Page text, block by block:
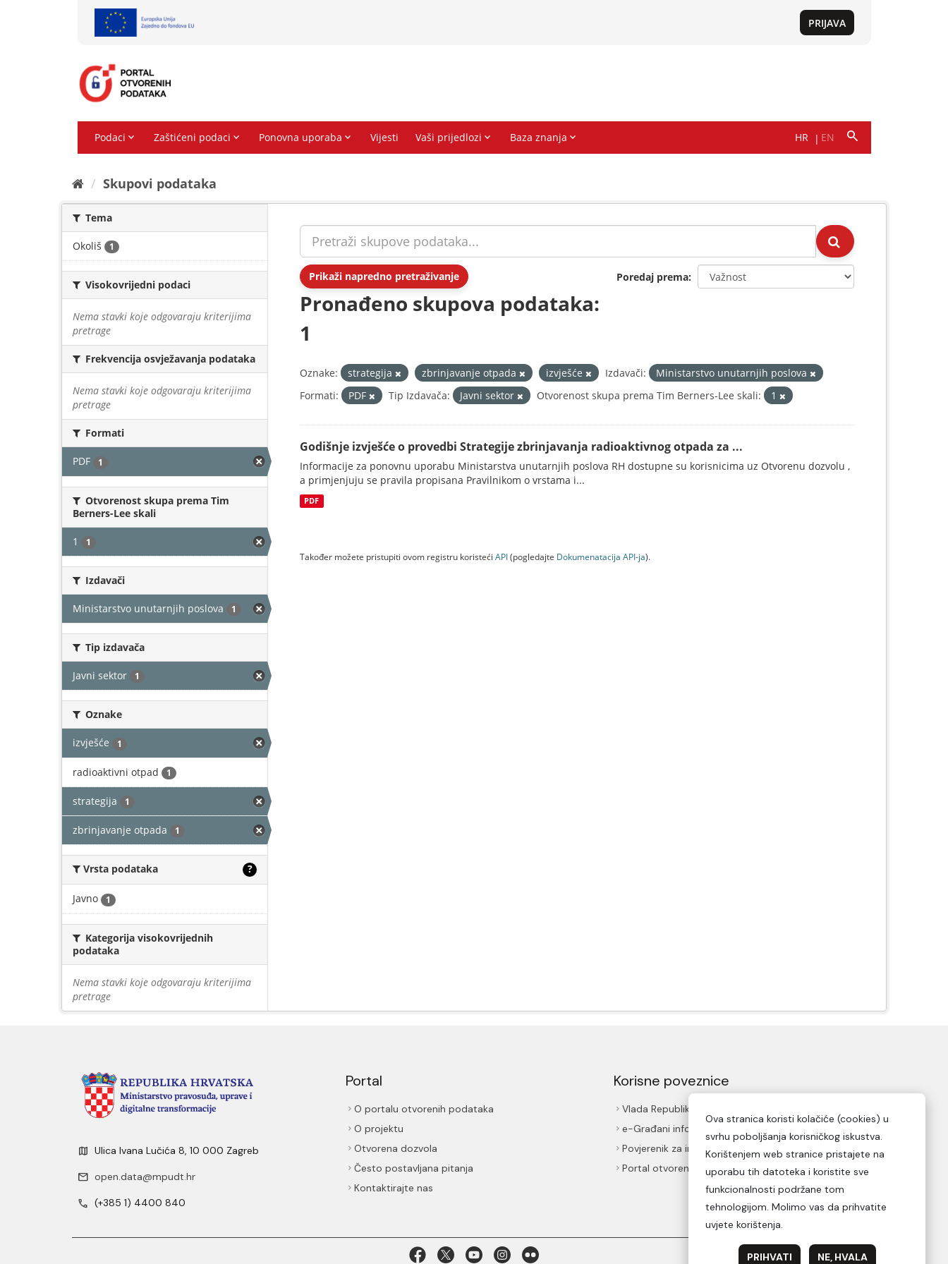
Skupovi podаtаkа
Tema
Okoliš 1
Visokovrijedni podaci
Nema stavki koje odgovaraju kriterijima
pretrage
Frekvencija osvježavanja podataka
Nema stavki koje odgovaraju kriterijima
pretrage
Formati
PDF 1
Otvorenost skupa prema Tim
Berners-Lee skali
1 1
Izdavači
Ministarstvo unutarnjih poslova 1
Tip izdavača
Javni sektor 1
Oznake
izvješće 1
radioaktivni otpad 1
strategija 1
zbrinjavanje otpada 1
Vrsta podataka ?
Javno 1
Kategorija visokovrijednih
podataka
Nema stavki koje odgovaraju kriterijima
pretrage
Prikaži napredno pretraživanje Poredaj prema
Pronađeno skupova podataka:
1
Oznake: strategija zbrinjavanje otpada izvješće Izdavači:
Ministarstvo unutarnjih poslova
Formati:
PDF Tip Izdavača: Javni sektor Otvorenost skupa prema Tim Berners-Lee skali: 1
Godišnje izvješće o provedbi Strategije zbrinjavanja radioaktivnog otpada za ...
Informacije za ponovnu uporabu Ministarstva unutarnjih poslova RH dostupne su korisnicima uz Otvorenu dozvolu ,
a primjenjuju se pravila propisana Pravilnikom o vrstama i...
PDF
Također možete pristupiti ovom registru koristeći API(pogledajte Dokumenаtаcijа API-jа).